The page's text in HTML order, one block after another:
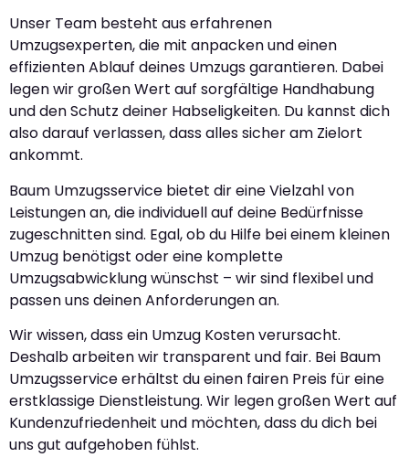
Unser Team besteht aus erfahrenen
Umzugsexperten, die mit anpacken und einen
effizienten Ablauf deines Umzugs garantieren. Dabei
legen wir großen Wert auf sorgfältige Handhabung
und den Schutz deiner Habseligkeiten. Du kannst dich
also darauf verlassen, dass alles sicher am Zielort
ankommt.
Baum Umzugsservice bietet dir eine Vielzahl von
Leistungen an, die individuell auf deine Bedürfnisse
zugeschnitten sind. Egal, ob du Hilfe bei einem kleinen
Umzug benötigst oder eine komplette
Umzugsabwicklung wünschst – wir sind flexibel und
passen uns deinen Anforderungen an.
Wir wissen, dass ein Umzug Kosten verursacht.
Deshalb arbeiten wir transparent und fair. Bei Baum
Umzugsservice erhältst du einen fairen Preis für eine
erstklassige Dienstleistung. Wir legen großen Wert auf
Kundenzufriedenheit und möchten, dass du dich bei
uns gut aufgehoben fühlst.